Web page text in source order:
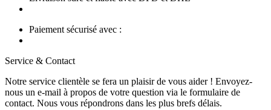
Paiement sécurisé avec :
Service & Contact
Notre service clientèle se fera un plaisir de vous aider ! Envoyez-
nous un e-mail à propos de votre question via le formulaire de
contact. Nous vous répondrons dans les plus brefs délais.